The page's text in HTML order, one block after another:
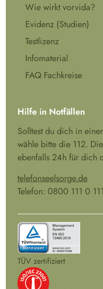
Wie wirkt vorvida?
Evidenz (Studien)
Testlizenz
Infomaterial
FAQ Fachkreise
Hilfe in Notfällen
Solltest du dich in
wähle bitte die 112.
ebenfalls 24h für dich
telefonseelsorge.de
Telefon: 0800 111 0 111
TÜV zertifiziert